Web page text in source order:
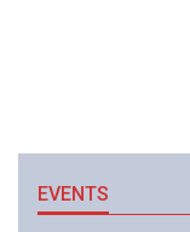
EVENTS